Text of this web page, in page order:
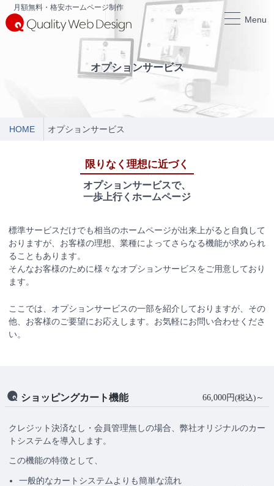
月額無料・格安ホームページ制作
Menu
オプションサービス
HOME オプションサービス
限りなく理想に近づく
オプションサービスで、
一歩上行くホームページ
標準サービスだけでも相当のホームページが出来上がると自負して
おりますが、お客様の理想、業種によってさらなる機能が求められ
ることもあります。
そんなお客様のために様々なオプションサービスをご用意しており
ます。
ここでは、オプションサービスの一部を紹介しておりますが、その
他、お客様のご要望にお応えします。お気軽にお問い合わせくださ
い。
ショッピングカート機能 66,000円(税込) ～
クレジット決済なし・会員管理無しの場合、弊社オリジナルのカー
トシステムを導入します。
この機能の特徴として、
一般的なカートシステムよりも簡単な流れ